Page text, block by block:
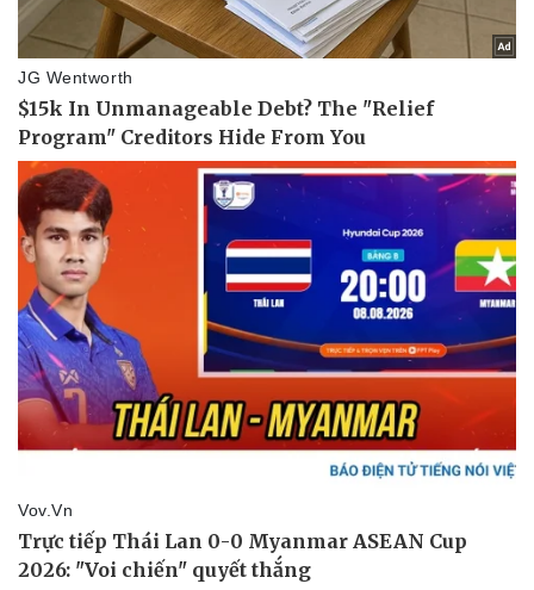
Lịch thi đấu bóng đá
Thế giới thể thao
eSports
Hậu trường
Xe máy
Tư vấn